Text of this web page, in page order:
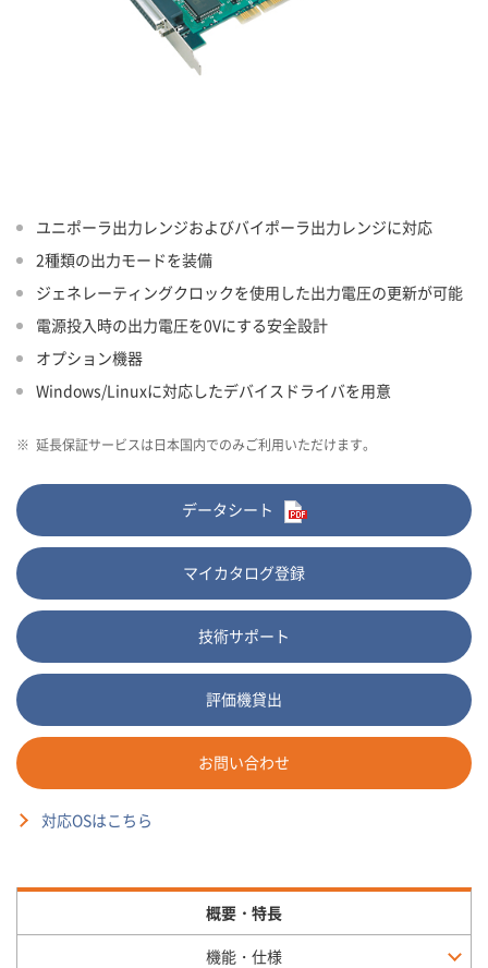
ユニポーラ出力レンジおよびバイポーラ出力レンジに対応
2種類の出力モードを装備
ジェネレーティングクロックを使用した出力電圧の更新が可能
電源投入時の出力電圧を0Vにする安全設計
オプション機器
Windows/Linuxに対応したデバイスドライバを用意
※ 延長保証サービスは日本国内でのみご利用いただけます。
データシート
マイカタログ登録
技術サポート
評価機貸出
お問い合わせ
対応OSはこちら
概要・特長
機能・仕様